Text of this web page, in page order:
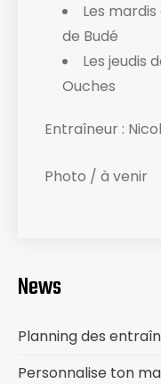
Les
de Budé
Les jeudis
Ouches
Entraîneur :
Photo / à venir
News
Planning des
Personnalise ton